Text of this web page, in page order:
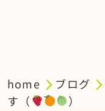
home ブログ
す（
）